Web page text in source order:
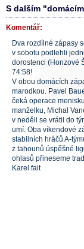
S dalším
Komentář:
Dva rozdílné zápasy
v sobotu podlehli
dorostenci (Honzové
74:58!
V obou domácích
marodkou. Pavel
čeká operace
manželku, Michal
v neděli se vrátil do
umí. Oba víkendové
stabilních hráčů A-
z tahounů úspěšné
ohlasů přineseme
Karel fait